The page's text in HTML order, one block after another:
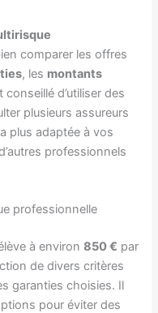
comparer les offres
, les montants
conseillé d’utiliser des
plusieurs assureurs
plus adaptée à vos
professionnels
professionnelle
à environ850 € par
de divers critères
garanties choisies. Il
pour éviter des